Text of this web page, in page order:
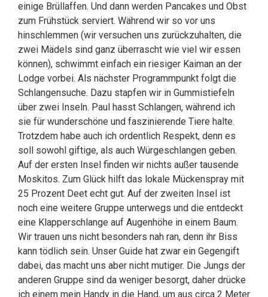
einige Brüllaffen. Und dann werden Pancakes und Obst
zum Frühstück serviert. Während wir so vor uns
hinschlemmen (wir versuchen uns zurückzuhalten, die
zwei Mädels sind ganz überrascht wie viel wir essen
können), schwimmt einfach ein riesiger Kaiman an der
Lodge vorbei. Als nächster Programmpunkt folgt die
Schlangensuche. Dazu stapfen wir in Gummistiefeln
über zwei Inseln. Paul hasst Schlangen, während ich
sie für wunderschöne und faszinierende Tiere halte.
Trotzdem habe auch ich ordentlich Respekt, denn es
soll sowohl giftige, als auch Würgeschlangen geben.
Auf der ersten Insel finden wir nichts außer tausende
Moskitos. Zum Glück hilft das lokale Mückenspray mit
25 Prozent Deet echt gut. Auf der zweiten Insel ist
noch eine weitere Gruppe unterwegs und die entdeckt
eine Klapperschlange auf Augenhöhe in einem Baum.
Wir trauen uns nicht besonders nah ran, denn ihr Biss
kann tödlich sein. Unser Guide hat zwar ein Gegengift
dabei, das macht uns aber nicht mutiger. Die Jungs der
anderen Gruppe sind da weniger besorgt, daher drücke
ich einem mein Handy in die Hand, um aus circa 2 Meter